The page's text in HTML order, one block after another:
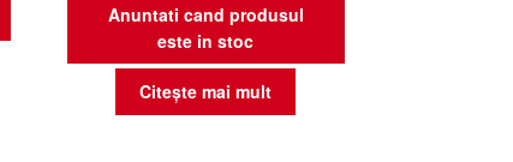
Anuntati cand produsul
este in stoc
Citește mai mult